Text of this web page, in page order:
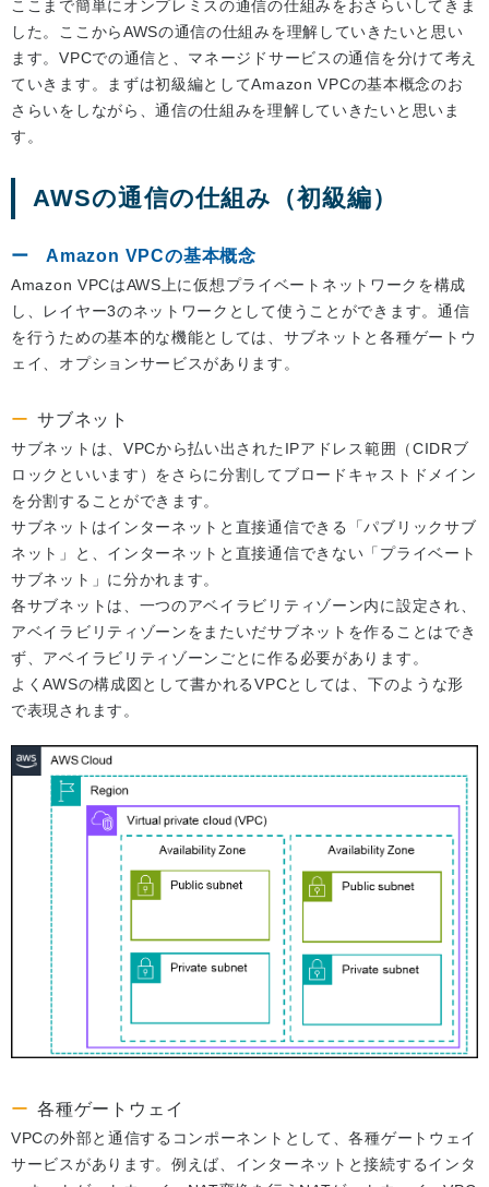
ここまで簡単にオンプレミスの通信の仕組みをおさらいしてきま
した。ここからAWSの通信の仕組みを理解していきたいと思い
ます。VPCでの通信と、マネージドサービスの通信を分けて考え
ていきます。まずは初級編としてAmazon VPCの基本概念のお
さらいをしながら、通信の仕組みを理解していきたいと思いま
す。
AWSの通信の仕組み（初級編）
Amazon VPCの基本概念
Amazon VPCはAWS上に仮想プライベートネットワークを構成
し、レイヤー3のネットワークとして使うことができます。通信
を行うための基本的な機能としては、サブネットと各種ゲートウ
ェイ、オプションサービスがあります。
サブネット
サブネットは、VPCから払い出されたIPアドレス範囲（CIDRブ
ロックといいます）をさらに分割してブロードキャストドメイン
を分割することができます。
サブネットはインターネットと直接通信できる「パブリックサブ
ネット」と、インターネットと直接通信できない「プライベート
サブネット」に分かれます。
各サブネットは、一つのアベイラビリティゾーン内に設定され、
アベイラビリティゾーンをまたいだサブネットを作ることはでき
ず、アベイラビリティゾーンごとに作る必要があります。
よくAWSの構成図として書かれるVPCとしては、下のような形
で表現されます。
各種ゲートウェイ
VPCの外部と通信するコンポーネントとして、各種ゲートウェイ
サービスがあります。例えば、インターネットと接続するインタ